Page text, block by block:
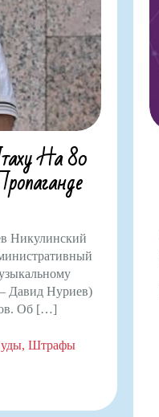
На 80
Никулинский
Давид Нуриев)
Об […]
Штрафы